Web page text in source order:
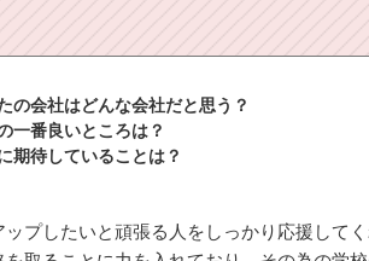
の会社はどんな会社だと思う？
一番良いところは？
期待していることは？
ップしたいと頑張る人をしっかり応援してく